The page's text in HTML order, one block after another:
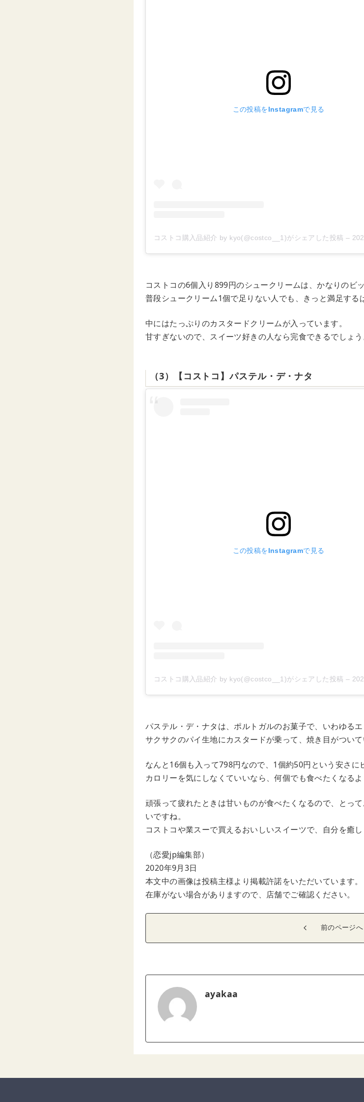
この投稿をInstagramで見る
コストコ購入品紹介 by kyo(@costco__1)がシェアした投稿 – 2020年
コストコの6個入り899円のシュークリームは、かなりのビ
普段シュークリーム1個で足りない人でも、きっと満足する
中にはたっぷりのカスタードクリームが入っています。
甘すぎないので、スイーツ好きの人なら完食できるでしょう
（3）【コストコ】パステル・デ・ナタ
この投稿をInstagramで見る
コストコ購入品紹介 by kyo(@costco__1)がシェアした投稿 – 2020年
パステル・デ・ナタは、ポルトガルのお菓子で、いわゆるエ
サクサクのパイ生地にカスタードが乗って、焼き目がついて
なんと16個も入って798円なので、1個約50円という安さに
カロリーを気にしなくていいなら、何個でも食べたくなるよ
頑張って疲れたときは甘いものが食べたくなるので、とっ
いですね。
コストコや業スーで買えるおいしいスイーツで、自分を癒し
（恋愛jp編集部）
2020年9月3日
本文中の画像は投稿主様より掲載許諾をいただいています。
在庫がない場合がありますので、店舗でご確認ください。
前のページへ
ayakaa